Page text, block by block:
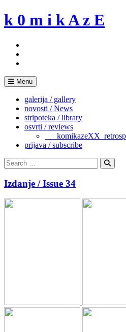
Skip
to
k 0 m i k A z E
Menu
galerija / gallery
novosti / News
stripoteka / library
osvrti / reviews
prijava / subscribe
Search
for:
Search
Izdanje / Issue 34